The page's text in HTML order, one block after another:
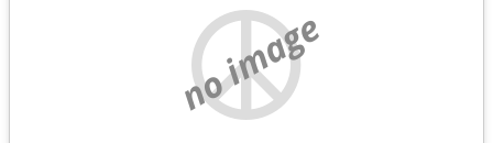
no image